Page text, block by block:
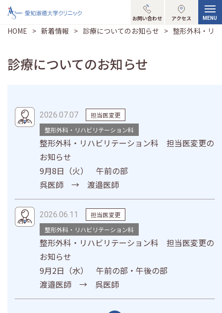
お問い合わせ アクセス
HOME 新着情報 診療についてのお知らせ 整形外科・リ
診療についてのお知らせ
2026.07.07
担当医変更
整形外科・リハビリテーション科
整形外科・リハビリテーション科 担当医変更の
お知らせ
9月8日（火） 午前の部
呉医師 → 渡邉医師
2026.06.11
担当医変更
整形外科・リハビリテーション科
整形外科・リハビリテーション科 担当医変更の
お知らせ
9月2日（水） 午前の部・午後の部
渡邉医師 → 呉医師